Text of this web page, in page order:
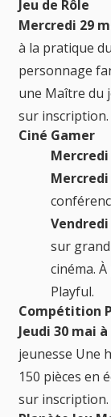
Jeu de Rôle
Mercredi 29
à la pratique
personnage
une Maître du
sur inscription.
Ciné Gamer
Mercredi
Mercredi
Vendredi
sur
cinéma.
Playful.
Compétition
Jeudi 30 mai à
jeunesse Une
150 pièces en
sur inscription.